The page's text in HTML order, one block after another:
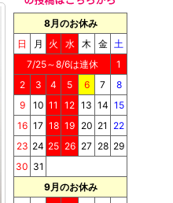
8月のお休み
日
月 火 水 木 金 土
7/25～8/6は連休
1
2
3 4 5 6 7
8
9
10 11 12 13 14 15
16 17 18 19 20 21
22
23 24 25 26 27 28 29
30 31
9月のお休み